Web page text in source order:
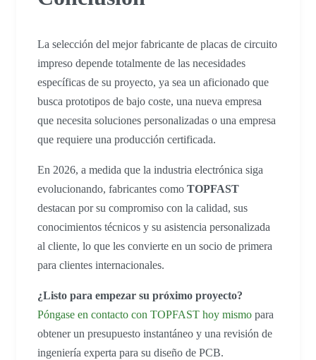
La selección del mejor fabricante de placas de circuito
impreso depende totalmente de las necesidades
específicas de su proyecto, ya sea un aficionado que
busca prototipos de bajo coste, una nueva empresa
que necesita soluciones personalizadas o una empresa
que requiere una producción certificada.
En 2026, a medida que la industria electrónica siga
evolucionando, fabricantes como TOPFAST
destacan por su compromiso con la calidad, sus
conocimientos técnicos y su asistencia personalizada
al cliente, lo que les convierte en un socio de primera
para clientes internacionales.
¿Listo para empezar su próximo proyecto?
Póngase en contacto con TOPFAST hoy mismo para
obtener un presupuesto instantáneo y una revisión de
ingeniería experta para su diseño de PCB.